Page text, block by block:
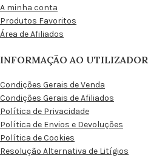
A minha conta
Produtos Favoritos
Área de Afiliados
INFORMAÇÃO AO UTILIZADOR
Condições Gerais de Venda
Condições Gerais de Afiliados
Política de Privacidade
Política de Envios e Devoluções
Política de Cookies
Resolução Alternativa de Litígios